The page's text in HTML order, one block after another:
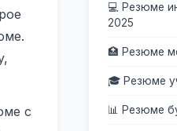
с
💻 Резюме
2025
🏥 Резюме
🎓 Резюме
📊 Резюме